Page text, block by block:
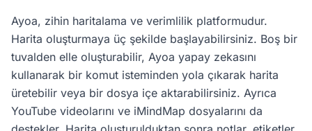
Ayoa, zihin haritalama ve verimlilik platformudur.
Harita oluşturmaya üç şekilde başlayabilirsiniz. Boş bir
tuvalden elle oluşturabilir, Ayoa yapay zekasını
kullanarak bir komut isteminden yola çıkarak harita
üretebilir veya bir dosya içe aktarabilirsiniz. Ayrıca
YouTube videolarını ve iMindMap dosyalarını da